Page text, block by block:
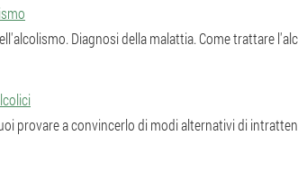
Diagnosi della malattia. Come trattare
provare a convincerlo di modi alternativi di